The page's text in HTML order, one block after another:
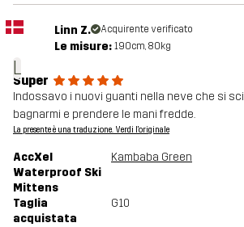
L
Linn Z. Acquirente verificato
Le misure: 190cm, 80kg
Super
Indossavo i nuovi guanti nella neve che si
bagnarmi e prendere le mani fredde.
La presente è una traduzione. Verdi l'originale
AccXel
Waterproof Ski
Mittens
Kambaba Green
Taglia
acquistata
G10